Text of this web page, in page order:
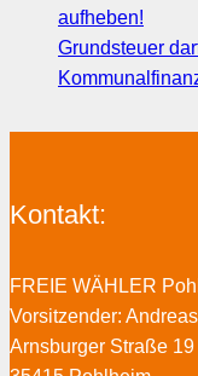
aufheben!
Grundsteuer
Kontakt:
FREIE WÄHLER
Vorsitzender:
Arnsburger Straße 19